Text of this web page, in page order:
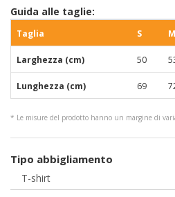
Guida alle taglie:
Taglia S M
Larghezza (cm) 50
Lunghezza (cm) 69
* Le misure del prodotto hanno un margine di
Tipo abbigliamento